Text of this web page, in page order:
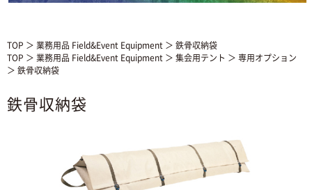
TOP ＞ 業務用品 Field&Event Equipment ＞ 鉄骨収納袋
TOP ＞ 業務用品 Field&Event Equipment ＞ 集会用テント ＞ 専用オプション
＞ 鉄骨収納袋
鉄骨収納袋